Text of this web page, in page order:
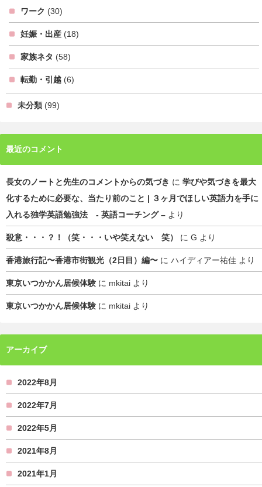
ワーク (30)
妊娠・出産 (18)
家族ネタ (58)
転勤・引越 (6)
未分類 (99)
最近のコメント
長女のノートと先生のコメントからの気づき に 学びや気づきを最大
化するために必要な、当たり前のこと | ３ヶ月でほしい英語力を手に
入れる独学英語勉強法 - 英語コーチング – より
殺意・・・？！（笑・・・いや笑えない 笑） に G より
香港旅行記〜香港市街観光（2日目）編〜 に ハイディアー祐佳 より
東京いつかかん居候体験 に mkitai より
東京いつかかん居候体験 に mkitai より
アーカイブ
2022年8月
2022年7月
2022年5月
2021年8月
2021年1月